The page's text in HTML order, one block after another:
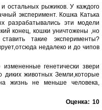
остальных рыжиков. У каждого
эксперимент. Кошка Катька
разрабатывались эти модели
конец, кошки уничтожены ,но
такие эксперименты?
недалеко и до чипов
генетически звери
животных Земли,которые
жизнь не меньше человека,
Оценка: 10